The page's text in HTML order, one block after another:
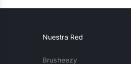
Nuestra Red
Brusheezy